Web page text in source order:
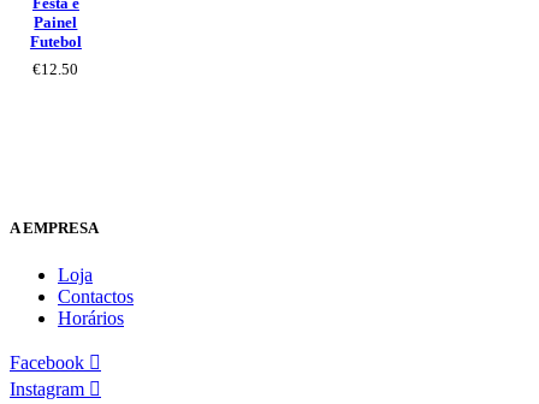
Painel
Futebol
€12.50
A EMPRESA
Loja
Contactos
Horários
Facebook
Instagram